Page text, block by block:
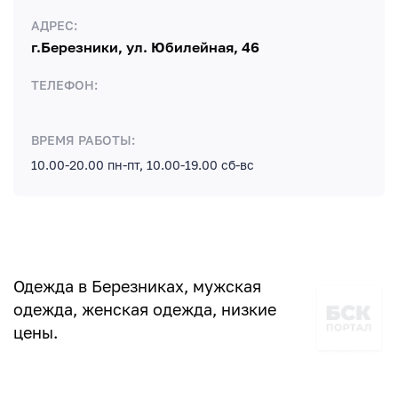
АДРЕС:
г.Березники, ул. Юбилейная, 46
ТЕЛЕФОН:
ВРЕМЯ РАБОТЫ:
10.00-20.00 пн-пт, 10.00-19.00 сб-вс
Одежда в Березниках, мужская
одежда, женская одежда, низкие
цены.